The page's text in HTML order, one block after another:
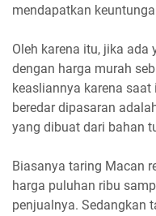
mendapatkan
Oleh karena itu, jika
dengan harga murah
keasliannya karena
beredar dipasaran
yang dibuat dari bahan
Biasanya taring Macan
harga puluhan ribu
penjualnya. Sedangkan